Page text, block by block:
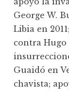
George W.
Libia en
contra Hugo
Guaidó en
chavista;